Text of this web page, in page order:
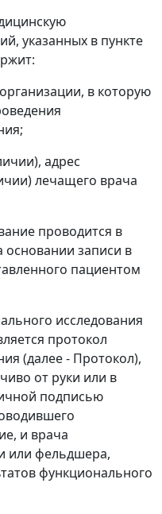
указанных в пункте
в которую
адрес
лечащего врача
проводится в
записи в
пациентом
исследования
протокол
(далее - Протокол),
от руки или в
подписью
и врача
или фельдшера,
функционального